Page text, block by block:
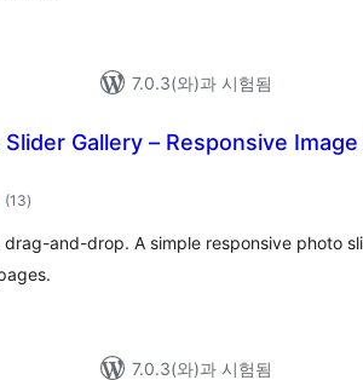
7.0.3(와)과 시험됨
Gallery – Responsive
(13전
체
점
)
and-drop. A simple responsive photo
7.0.3(와)과 시험됨